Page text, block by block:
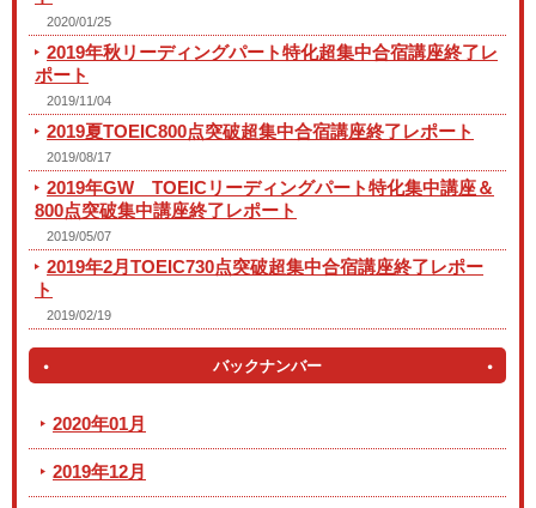
2020/01/25
2019年秋リーディングパート特化超集中合宿講座終了レ
ポート
2019/11/04
2019夏TOEIC800点突破超集中合宿講座終了レポート
2019/08/17
2019年GW TOEICリーディングパート特化集中講座＆
800点突破集中講座終了レポート
2019/05/07
2019年2月TOEIC730点突破超集中合宿講座終了レポー
ト
2019/02/19
バックナンバー
2020年01月
2019年12月